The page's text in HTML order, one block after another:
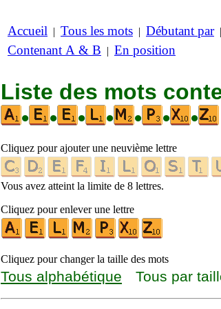
Accueil | Tous les mots | Débutant par|
Contenant A & B | En position
Liste des mots
•
• • • • • •
Cliquez pour ajouter une neuvième lettre
Vous avez atteint la limite de 8 lettres.
Cliquez pour enlever une lettre
Cliquez pour changer la taille des mots
Tous alphabétique Tous par